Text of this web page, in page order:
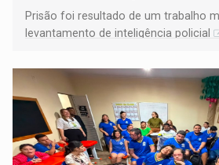
Prisão foi resultado de um trabalho
levantamento de inteligência policial